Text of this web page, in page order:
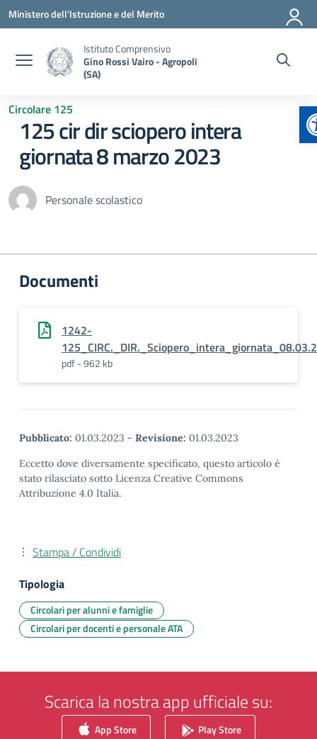
Vai ai contenuti
Vai al menu di navigazione
Vai al footer
Ministero dell'Istruzione e del Merito
Istituto Comprensivo
Gino Rossi Vairo - Agropoli
(SA)
Circolare 125
125 cir dir sciopero intera
giornata 8 marzo 2023
Personale scolastico
Documenti
1242-
pdf - 962 kb
Pubblicato: 01.03.2023 - Revisione: 01.03.2023
Eccetto dove diversamente specificato, questo articolo è
stato rilasciato sotto Licenza Creative Commons
Attribuzione 4.0 Italia.
Stampa / Condividi
Tipologia
Circolari per alunni e famiglie
Circolari per docenti e personale ATA
Scarica la nostra app ufficiale su:
App Store Play Store